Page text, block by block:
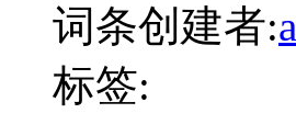
词条创建者:
标签: